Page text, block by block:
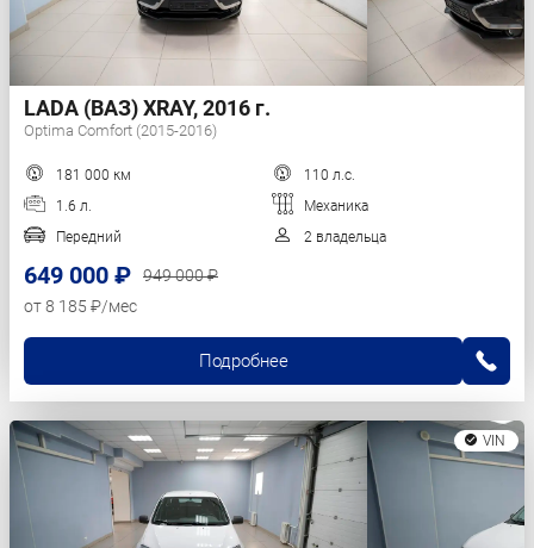
LADA (ВАЗ) XRAY, 2016 г.
Optima Comfort (2015-2016)
181 000 км
110 л.с.
1.6 л.
Механика
Передний
2 владельца
649 000 ₽
949 000 ₽
от 8 185 ₽/мес
Подробнее
VIN